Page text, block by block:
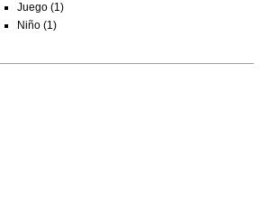
Juego (1)
Niño (1)